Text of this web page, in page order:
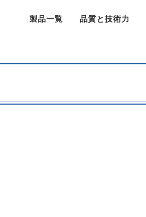
製品一覧 品質と技術力